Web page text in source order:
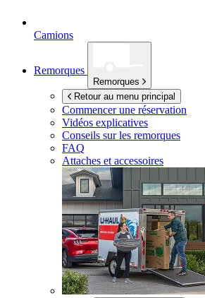
Camions
Remorques
Remorques
Retour au menu principal
Commencer une réservation
Vidéos explicatives
Conseils sur les remorques
FAQ
Attaches et accessoires